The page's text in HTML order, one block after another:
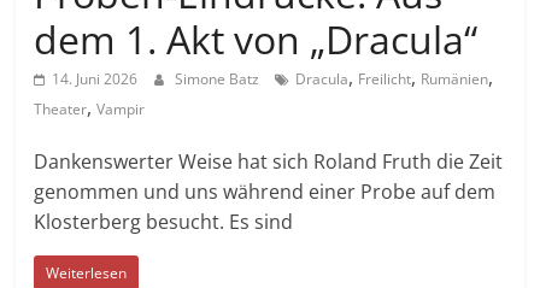
dem 1. Akt von „Dracula“
14. Juni 2026 Simone Batz Dracula, Freilicht, Rumänien,
Theater,Vampir
Dankenswerter Weise hat sich Roland Fruth die Zeit
genommen und uns während einer Probe auf dem
Klosterberg besucht. Es sind
Weiterlesen